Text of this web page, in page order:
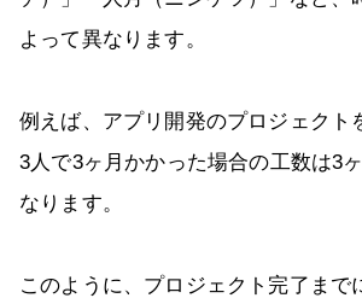
よって異なります。
例えば、アプリ開発のプロジェクト
3人で3ヶ月かかった場合の工数は3
なります。
このように、プロジェクト完了まで